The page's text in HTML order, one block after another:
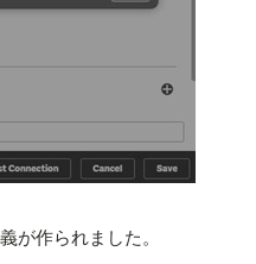
が作られました。